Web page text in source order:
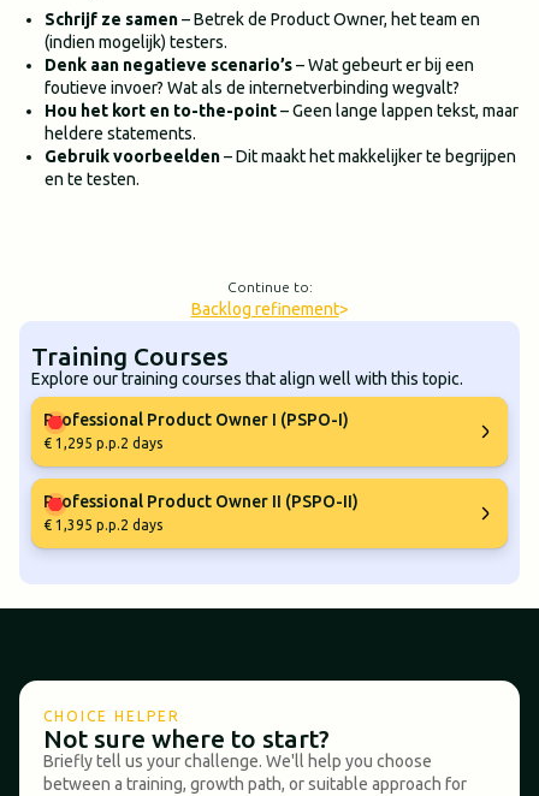
Schrijf ze samen– Betrek de Product Owner, het team en
(indien mogelijk) testers.
Denk aan negatieve scenario’s– Wat gebeurt er bij een
foutieve invoer? Wat als de internetverbinding wegvalt?
Hou het kort en to-the-point– Geen lange lappen tekst, maar
heldere statements.
Gebruik voorbeelden– Dit maakt het makkelijker te begrijpen
en te testen.
Continue to:
Backlog refinement>
Training Courses
Explore our training courses that align well with this topic.
Professional Product Owner I (PSPO-I)
€ 1,295 p.p.2 days
Professional Product Owner II (PSPO-II)
€ 1,395 p.p.2 days
CHOICE HELPER
Not sure where to start?
Briefly tell us your challenge. We'll help you choose
between a training, growth path, or suitable approach for